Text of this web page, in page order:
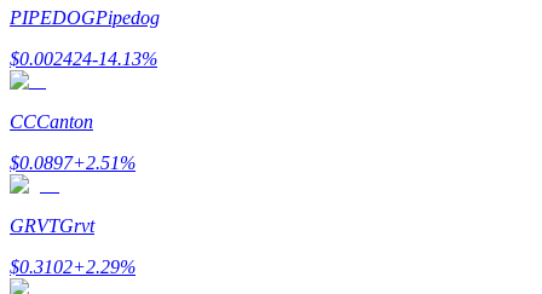
Macht varkentje
PIPEDOGPipedog
$0.002424-14.13%
CCCanton
$0.0897+2.51%
GRVTGrvt
$0.3102+2.29%